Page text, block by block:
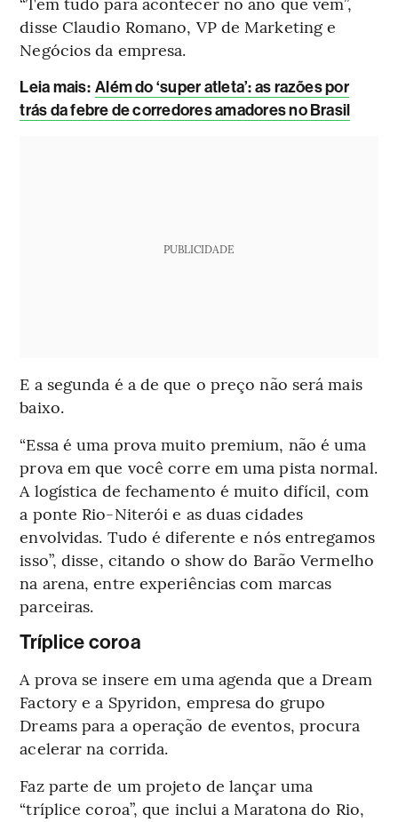
disse Claudio Romano, VP de Marketing e
Negócios da empresa.
Leia mais: Além do ‘super atleta’: as razões por
trás da febre de corredores amadores no Brasil
PUBLICIDADE
E a segunda é a de que o preço não será mais
baixo.
“Essa é uma prova muito premium, não é uma
prova em que você corre em uma pista normal.
A logística de fechamento é muito difícil, com
a ponte Rio-Niterói e as duas cidades
envolvidas. Tudo é diferente e nós entregamos
isso”, disse, citando o show do Barão Vermelho
na arena, entre experiências com marcas
parceiras.
Tríplice coroa
A prova se insere em uma agenda que a Dream
Factory e a Spyridon, empresa do grupo
Dreams para a operação de eventos, procura
acelerar na corrida.
Faz parte de um projeto de lançar uma
“tríplice coroa”, que inclui a Maratona do Rio,